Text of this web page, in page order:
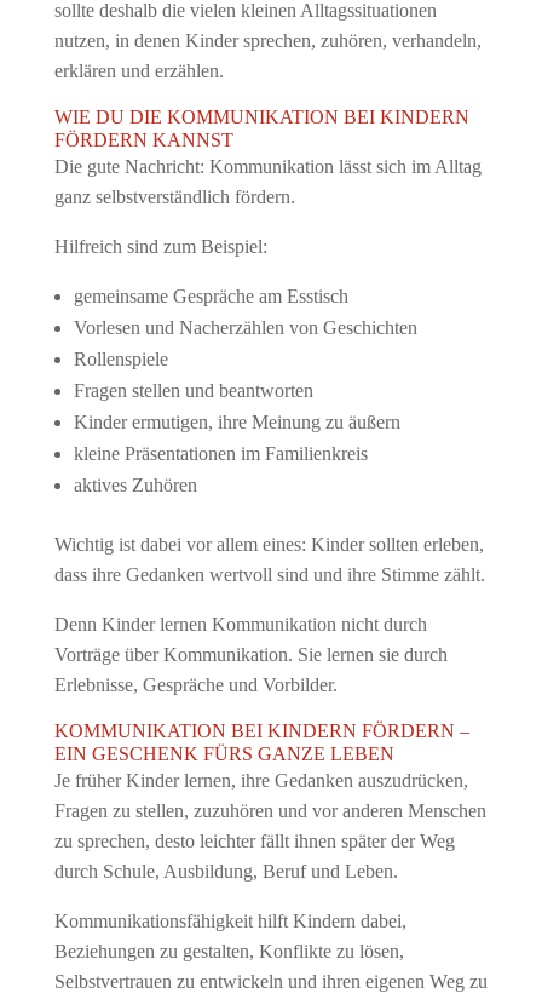
sollte deshalb die vielen kleinen Alltagssituationen
nutzen, in denen Kinder sprechen, zuhören, verhandeln,
erklären und erzählen.
WIE DU DIE KOMMUNIKATION BEI KINDERN
FÖRDERN KANNST
Die gute Nachricht: Kommunikation lässt sich im Alltag
ganz selbstverständlich fördern.
Hilfreich sind zum Beispiel:
gemeinsame Gespräche am Esstisch
Vorlesen und Nacherzählen von Geschichten
Rollenspiele
Fragen stellen und beantworten
Kinder ermutigen, ihre Meinung zu äußern
kleine Präsentationen im Familienkreis
aktives Zuhören
Wichtig ist dabei vor allem eines: Kinder sollten erleben,
dass ihre Gedanken wertvoll sind und ihre Stimme zählt.
Denn Kinder lernen Kommunikation nicht durch
Vorträge über Kommunikation. Sie lernen sie durch
Erlebnisse, Gespräche und Vorbilder.
KOMMUNIKATION BEI KINDERN FÖRDERN –
EIN GESCHENK FÜRS GANZE LEBEN
Je früher Kinder lernen, ihre Gedanken auszudrücken,
Fragen zu stellen, zuzuhören und vor anderen Menschen
zu sprechen, desto leichter fällt ihnen später der Weg
durch Schule, Ausbildung, Beruf und Leben.
Kommunikationsfähigkeit hilft Kindern dabei,
Beziehungen zu gestalten, Konflikte zu lösen,
Selbstvertrauen zu entwickeln und ihren eigenen Weg zu